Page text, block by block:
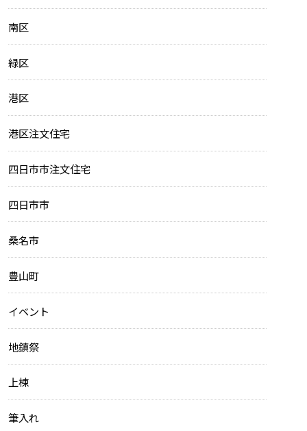
南区
緑区
港区
港区注文住宅
四日市市注文住宅
四日市市
桑名市
豊山町
イベント
地鎮祭
上棟
筆入れ